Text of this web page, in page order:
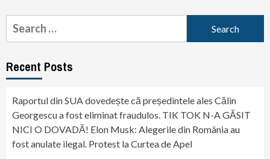
Search
for:
Recent Posts
Raportul din SUA dovedește că președintele ales Călin
Georgescu a fost eliminat fraudulos. TIK TOK N-A GĂSIT
NICI O DOVADĂ! Elon Musk: Alegerile din România au
fost anulate ilegal. Protest la Curtea de Apel